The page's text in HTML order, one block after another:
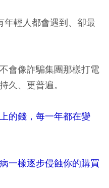
輕人都會遇到、卻最
會像詐騙集團那樣打電
久、更普遍。
的錢，每一年都在變
一樣逐步侵蝕你的購買